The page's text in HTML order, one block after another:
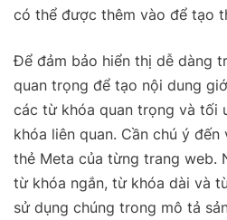
có thể được thêm vào để tạo
Để đảm bảo hiển thị dễ dàng
quan trọng để tạo nội dung
các từ khóa quan trọng và tối
khóa liên quan. Cần chú ý
thẻ Meta của từng trang web.
từ khóa ngắn, từ khóa dài và
sử dụng chúng trong mô tả